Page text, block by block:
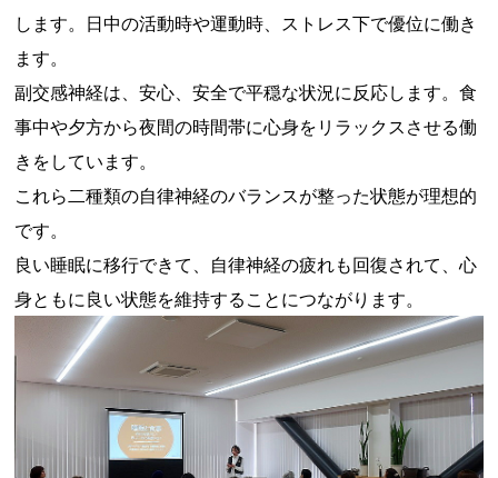
します。日中の活動時や運動時、ストレス下で優位に働き
ます。
副交感神経は、安心、安全で平穏な状況に反応します。食
事中や夕方から夜間の時間帯に心身をリラックスさせる働
きをしています。
これら二種類の自律神経のバランスが整った状態が理想的
です。
良い睡眠に移行できて、自律神経の疲れも回復されて、心
身ともに良い状態を維持することにつながります。